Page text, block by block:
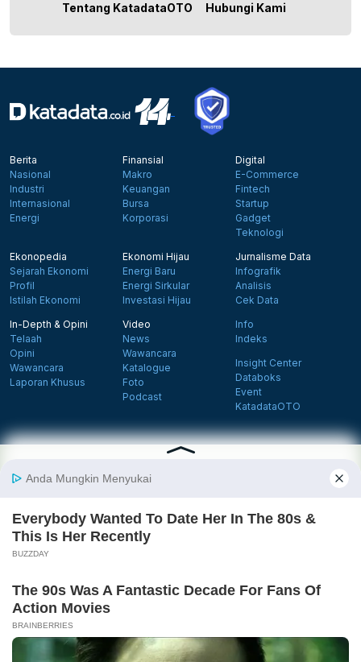
Tentang KatadataOTO Hubungi Kami
Berita
Nasional
Industri
Internasional
Energi
Finansial
Makro
Keuangan
Bursa
Korporasi
Digital
E-Commerce
Fintech
Startup
Gadget
Teknologi
Ekonopedia
Sejarah Ekonomi
Profil
Istilah Ekonomi
Ekonomi Hijau
Energi Baru
Energi Sirkular
Investasi Hijau
Jurnalisme Data
Infografik
Analisis
Cek Data
In-Depth & Opini
Telaah
Opini
Wawancara
Laporan Khusus
Video
News
Wawancara
Katalogue
Foto
Podcast
Info
Indeks
Insight Center
Databoks
Event
KatadataOTO
Follow us on Facebook
Tentang Katadata
Kebijakan Privasi
©2026 Katadata. Hak cipta dilindungi Undang-undang.